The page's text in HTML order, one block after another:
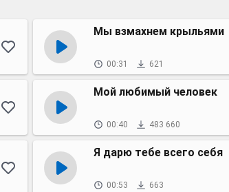
Мы взмахнем крыльями
00:31 621
Мой любимый человек
00:40 483 660
Я дарю тебе всего себя
00:53 663